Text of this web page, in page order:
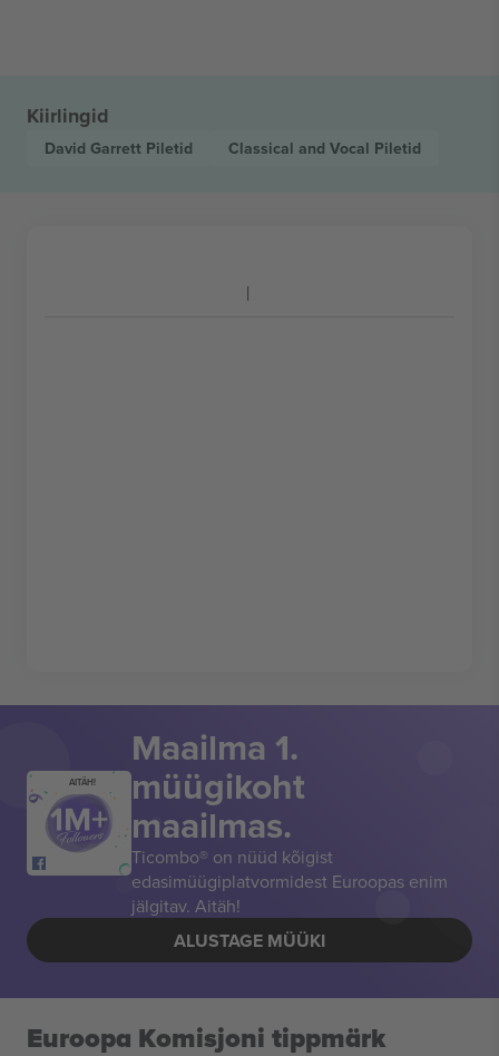
Kiirlingid
David Garrett Piletid Classical and Vocal Piletid
AITÄH!
Maailma 1.
müügikoht
maailmas.
Ticombo® on nüüd kõigist
edasimüügiplatvormidest Euroopas enim
jälgitav. Aitäh!
ALUSTAGE MÜÜKI
Euroopa Komisjoni tippmärk